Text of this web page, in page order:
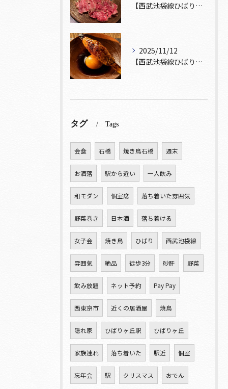
【西武池袋線ひばりヶ丘駅】から徒歩5分🚶
2025/11/12
【西武池袋線ひばりヶ丘駅】から徒歩5分圏内🚶‍♀️！
タグ Tags
会食 石橋 焼き鳥石橋 週末
お洒落 駅から近い 一人飲み
和モダン 個室席 落ち着いた雰囲気
野菜巻き 日本酒 落ち着ける
女子会 焼き鳥 ひばり 西武池袋線
雰囲気 絶品 徒歩3分 砂肝 野菜
飲み放題 ネット予約 Pay Pay
西東京市 近くの居酒屋 焼鳥
隠れ家 ひばりヶ丘駅 ひばりヶ丘
家族連れ 落ち着いた 駅近 個室
忘年会 駅 クリスマス おでん